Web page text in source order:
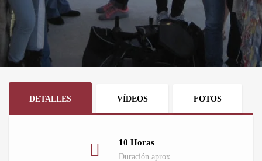
DETALLES VÍDEOS FOTOS
10 Horas
Duración aprox.